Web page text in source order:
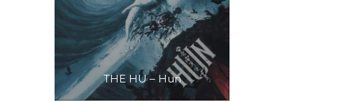
THE HU – Hun